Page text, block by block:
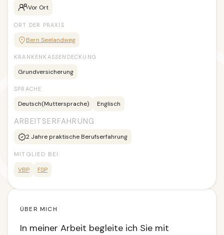
Vor Ort
ORT DER PRAXIS
Bern Seelandweg
KRANKENKASSENDECKUNG
Grundversicherung
SPRACHE
Deutsch(Muttersprache) Englisch
ARBEITSERFAHRUNG
2 Jahre praktische Berufserfahrung
MITGLIED BEI:
VBP
FSP
ÜBER MICH
In meiner Arbeit begleite ich Sie mit